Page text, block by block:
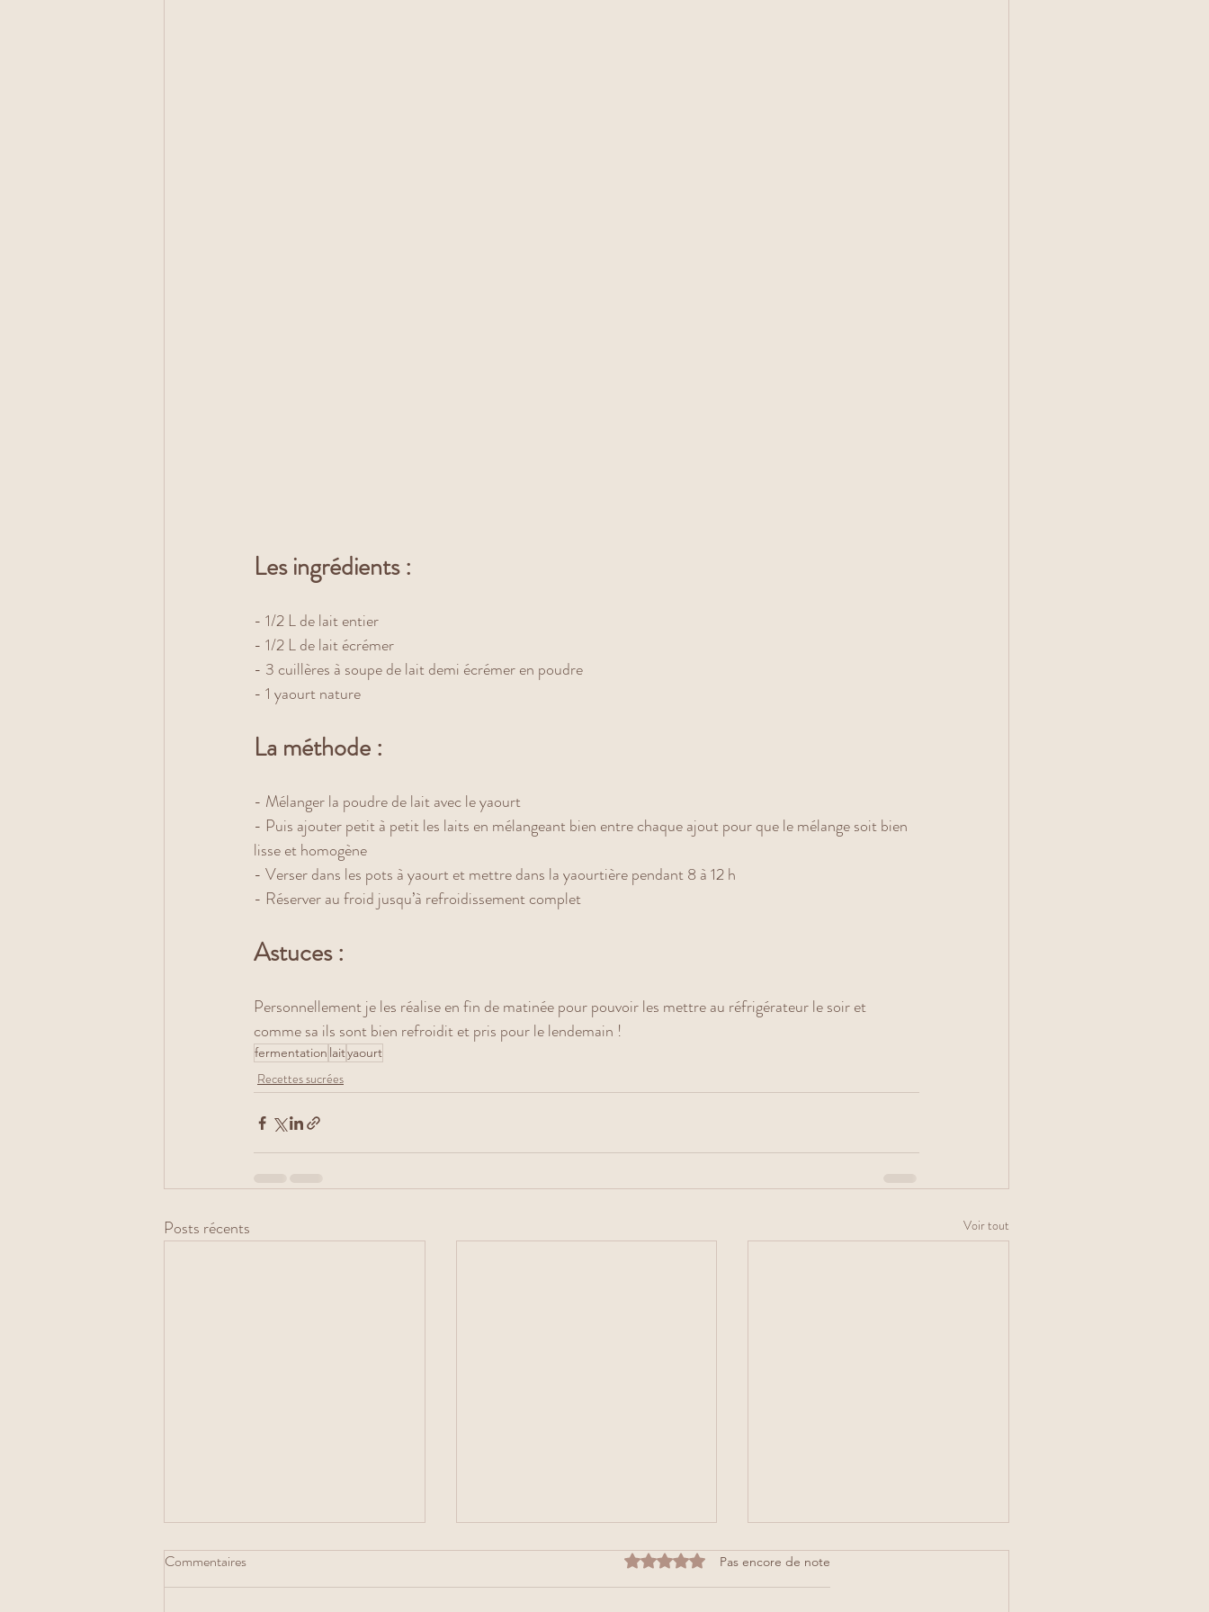
Les ingrédients :
- 1/2 L de lait entier
- 1/2 L de lait écrémer
- 3 cuillères à soupe de lait demi écrémer en poudre
- 1 yaourt nature
La méthode :
- Mélanger la poudre de lait avec le yaourt
- Puis ajouter petit à petit les laits en mélangeant bien entre chaque ajout pour que le mélange soit bien
lisse et homogène
- Verser dans les pots à yaourt et mettre dans la yaourtière pendant 8 à 12 h
- Réserver au froid jusqu’à refroidissement complet
Astuces :
Personnellement je les réalise en fin de matinée pour pouvoir les mettre au réfrigérateur le soir et
comme sa ils sont bien refroidit et pris pour le lendemain !
fermentation laityaourt
Recettes sucrées
Posts récents Voir tout
Commentaires Noté 0 étoile sur 5.Pas encore de note